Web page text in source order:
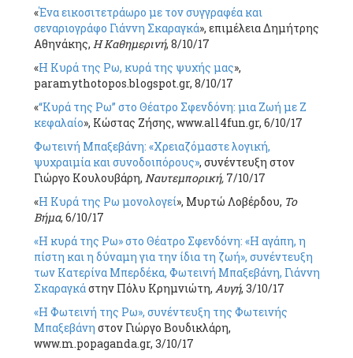
«Ένα εικοσιτετράωρο με τον συγγραφέα και
σεναριογράφο Γιάννη Σκαραγκά», επιμέλεια Δημήτρης
Αθηνάκης, Η Καθημερινή, 8/10/17
«Η Κυρά της Ρω, κυρά της ψυχής μας»,
paramythotopos.blogspot.gr, 8/10/17
«“Κυρά της Ρω” στο Θέατρο Σφενδόνη: μια Ζωή με Ζ
κεφαλαίο», Κώστας Ζήσης, www.all4fun.gr, 6/10/17
Φωτεινή Μπαξεβάνη: «Χρειαζόμαστε λογική,
ψυχραιμία και συνοδοιπόρους», συνέντευξη στον
Γιώργο Κουλουβάρη, Ναυτεμπορική, 7/10/17
«Η Κυρά της Ρω μονολογεί», Μυρτώ Λοβέρδου, Το
Βήμα, 6/10/17
«Η κυρά της Ρω» στο Θέατρο Σφενδόνη: «Η αγάπη, η
πίστη και η δύναμη για την ίδια τη ζωή», συνέντευξη
των Κατερίνα Μπερδέκα, Φωτεινή Μπαξεβάνη, Γιάννη
Σκαραγκάστην Πόλυ Κρημνιώτη, Αυγή, 3/10/17
«Η Φωτεινή της Ρω», συνέντευξη της Φωτεινής
Μπαξεβάνη στον Γιώργο Βουδικλάρη,
www.m.popaganda.gr, 3/10/17